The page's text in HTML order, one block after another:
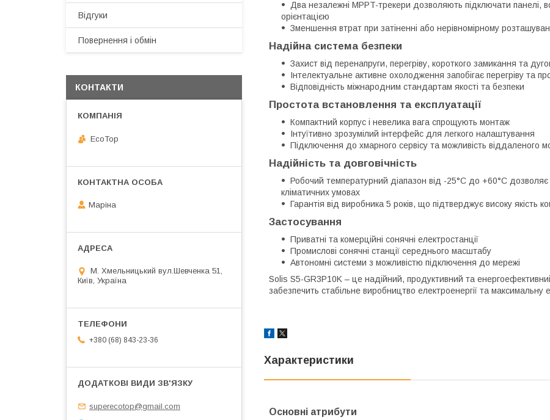
Два незалежні MPPT-трекери дозволяють підключати панелі,
орієнтацією
Зменшення втрат при затіненні або нерівномірному
Надійна система безпеки
Захист від перенапруги, перегріву, короткого замикання та
Інтелектуальне активне охолодження запобігає перегріву та
Відповідність міжнародним стандартам якості та безпеки
Простота встановлення та експлуатації
Компактний корпус і невелика вага спрощують монтаж
Інтуїтивно зрозумілий інтерфейс для легкого налаштування
Підключення до хмарного сервісу та можливість віддаленого
Надійність та довговічність
Робочий температурний діапазон від -25°C до +60°C дозволяє
кліматичних умовах
Гарантія від виробника 5 років, що підтверджує високу якість
Застосування
Приватні та комерційні сонячні електростанції
Промислові сонячні станції середнього масштабу
Автономні системи з можливістю підключення до мережі
Solis S5-GR3P10K – це надійний, продуктивний та
забезпечить стабільне виробництво електроенергії та максимальну
Характеристики
Основні атрибути
Відгуки
Повернення і обмін
КОНТАКТИ
EcoTop
Маріна
М. Хмельницький вул.Шевченка 51,
Київ, Україна
+380 (68) 843-23-36
superecotop@gmail.com